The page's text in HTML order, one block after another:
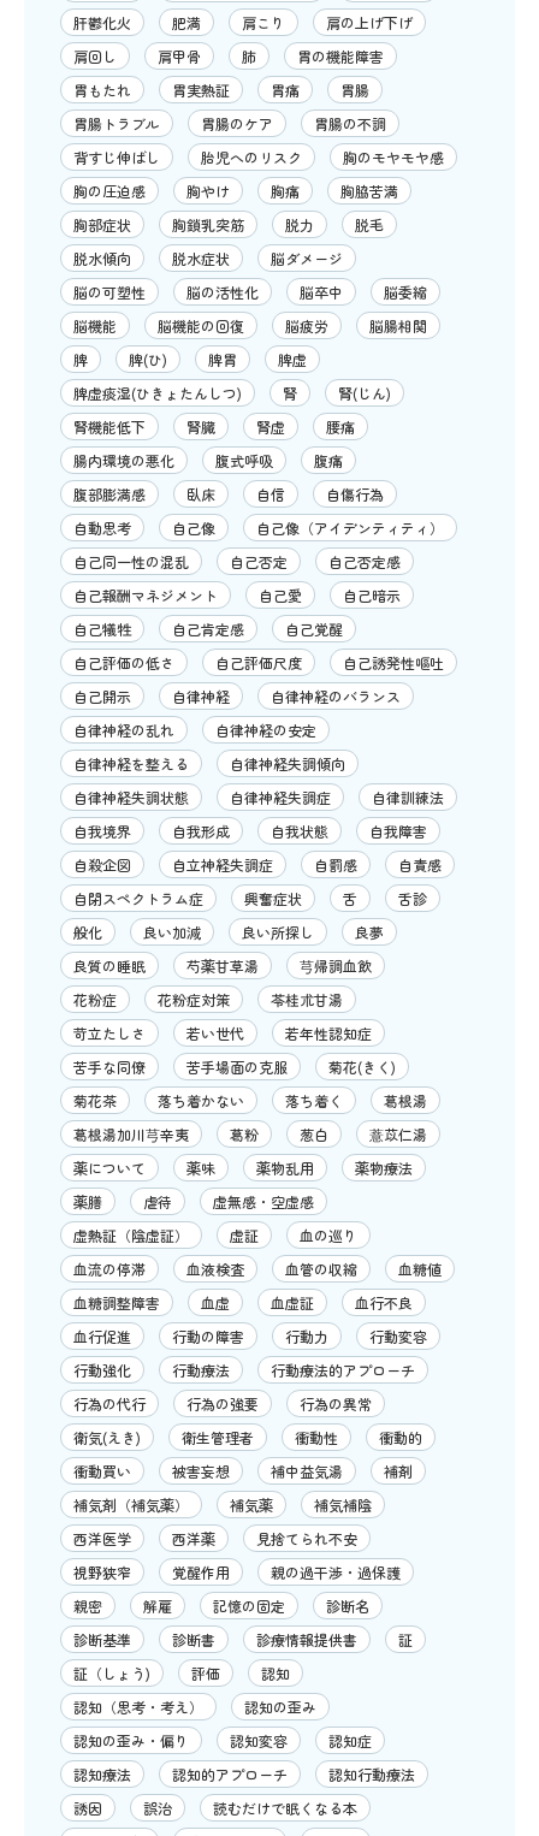
肝鬱化火
肥満 肩こり
肩の上げ下げ
肩回し
肩甲骨 肺
胃の機能障害
胃もたれ
胃実熱証 胃痛
胃腸
胃腸トラブル
胃腸のケア
胃腸の不調
背すじ伸ばし
胎児へのリスク
胸のモヤモヤ感
胸の圧迫感
胸やけ 胸痛
胸脇苦満
胸部症状
胸鎖乳突筋 脱力
脱毛
脱水傾向
脱水症状
脳ダメージ
脳の可塑性
脳の活性化 脳卒中
脳委縮
脳機能
脳機能の回復 脳疲労
脳腸相関
脾
脾(ひ) 脾胃
脾虚
脾虚痰湿(ひきょたんしつ)
腎
腎(じん)
腎機能低下
腎臓 腎虚
腰痛
腸内環境の悪化
腹式呼吸
腹痛
腹部膨満感
臥床 自信
自傷行為
自動思考
自己像
自己像（アイデンティティ）
自己同一性の混乱
自己否定
自己否定感
自己報酬マネジメント
自己愛
自己暗示
自己犠牲
自己肯定感
自己覚醒
自己評価の低さ
自己評価尺度
自己誘発性嘔吐
自己開示
自律神経
自律神経のバランス
自律神経の乱れ
自律神経の安定
自律神経を整える
自律神経失調傾向
自律神経失調状態
自律神経失調症
自律訓練法
自我境界
自我形成 自我状態
自我障害
自殺企図
自立神経失調症 自罰感
自責感
自閉スペクトラム症
興奮症状 舌
舌診
般化
良い加減 良い所探し
良夢
良質の睡眠
芍薬甘草湯
芎帰調血飲
花粉症
花粉症対策
苓桂朮甘湯
苛立たしさ
若い世代
若年性認知症
苦手な同僚
苦手場面の克服
菊花(きく)
菊花茶
落ち着かない 落ち着く
葛根湯
葛根湯加川芎辛夷
葛粉 葱白
薏苡仁湯
薬について
薬味 薬物乱用
薬物療法
薬膳
虐待
虚無感・空虚感
虚熱証（陰虚証）
虚証
血の巡り
血流の停滞
血液検査 血管の収縮
血糖値
血糖調整障害
血虚 血虚証
血行不良
血行促進
行動の障害 行動力
行動変容
行動強化
行動療法
行動療法的アプローチ
行為の代行
行為の強要
行為の異常
衛気(えき)
衛生管理者 衝動性
衝動的
衝動買い
被害妄想 補中益気湯
補剤
補気剤（補気薬）
補気薬
補気補陰
西洋医学
西洋薬
見捨てられ不安
視野狭窄
覚醒作用
親の過干渉・過保護
親密
解雇 記憶の固定
診断名
診断基準
診断書 診療情報提供書
証
証（しょう)
評価
認知
認知（思考・考え）
認知の歪み
認知の歪み・偏り
認知変容
認知症
認知療法
認知的アプローチ
認知行動療法
誘因
誤治
読むだけで眠くなる本